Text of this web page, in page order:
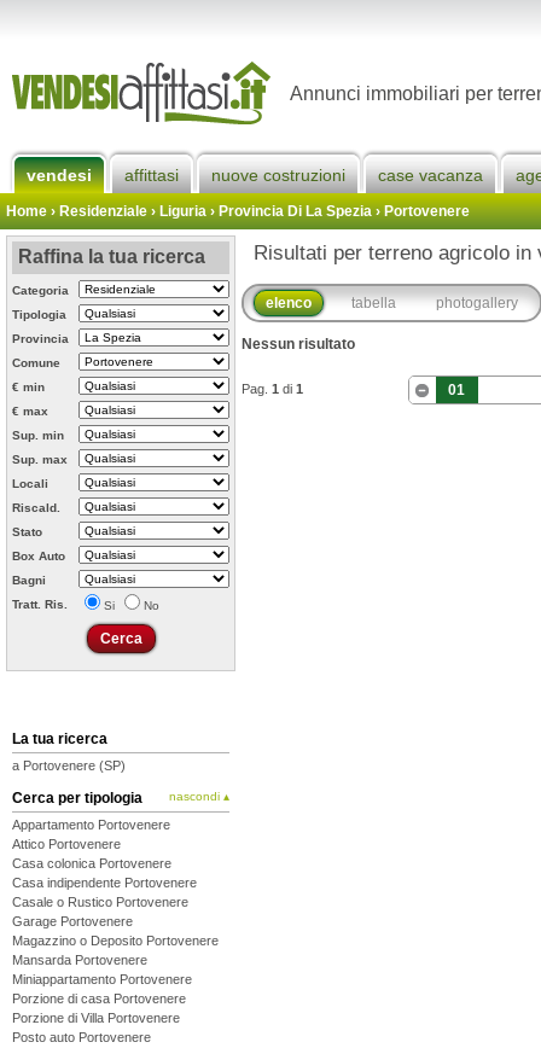
Annunci immobiliari per
vendesi affittasi nuove costruzioni case vacanza
Home› Residenziale › Liguria ›Provincia Di La Spezia›Portovenere
Raffina la tua ricerca
Categoria
Tipologia
Provincia
Comune
€ min
€ max
Sup. min
Sup. max
Locali
Riscald.
Stato
Box Auto
Bagni
Tratt. Ris.
Si No
La tua ricerca
a Portovenere (SP)
Cerca per tipologia nascondi ▴
Appartamento Portovenere
Attico Portovenere
Casa colonica Portovenere
Casa indipendente Portovenere
Casale o Rustico Portovenere
Garage Portovenere
Magazzino o Deposito Portovenere
Mansarda Portovenere
Miniappartamento Portovenere
Porzione di casa Portovenere
Porzione di Villa Portovenere
Posto auto Portovenere
Risultati per terreno agricolo in
elenco tabella photogallery
Nessun risultato
Pag. 1 di 1 01